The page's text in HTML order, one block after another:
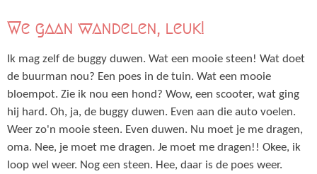
We gaan wandelen, leuk!
Ik mag zelf de buggy duwen. Wat een mooie steen! Wat doet
de buurman nou? Een poes in de tuin. Wat een mooie
bloempot. Zie ik nou een hond? Wow, een scooter, wat ging
hij hard. Oh, ja, de buggy duwen. Even aan die auto voelen.
Weer zo'n mooie steen. Even duwen. Nu moet je me dragen,
oma. Nee, je moet me dragen. Je moet me dragen!! Okee, ik
loop wel weer. Nog een steen. Hee, daar is de poes weer.